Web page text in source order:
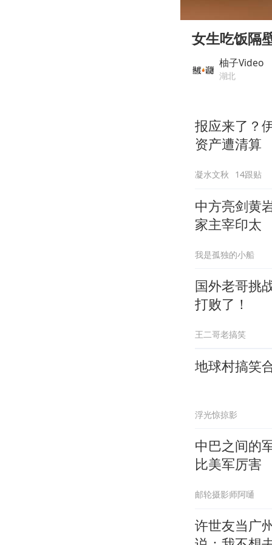
女生吃饭隔
柚子Video
湖北
报应来了？
资产遭清算
凝水文秋 14跟贴
中方亮剑黄
家主宰印太
我是孤独的小船
国外老哥挑
打败了！
王二哥老搞笑
地球村搞笑
浮光惊掠影
中巴之间的
比美军厉害
邮轮摄影师阿嗵
许世友当广